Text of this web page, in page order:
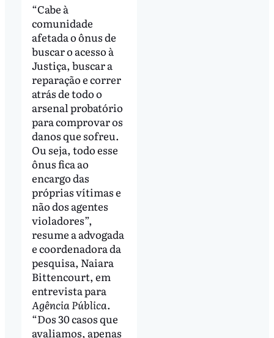
“Cabe à
comunidade
afetada o ônus de
buscar o acesso à
Justiça, buscar a
reparação e correr
atrás de todo o
arsenal probatório
para comprovar os
danos que sofreu.
Ou seja, todo esse
ônus fica ao
encargo das
próprias vítimas e
não dos agentes
violadores”,
resume a advogada
e coordenadora da
pesquisa, Naiara
Bittencourt, em
entrevista para
Agência Pública.
“Dos 30 casos que
avaliamos, apenas